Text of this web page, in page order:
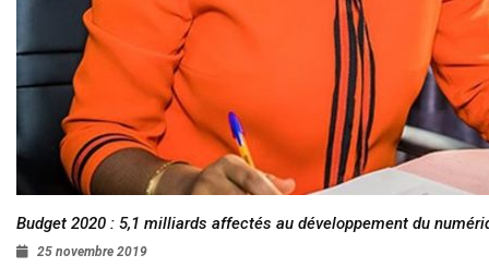
Budget 2020 : 5,1 milliards affectés au développement du
25 novembre 2019